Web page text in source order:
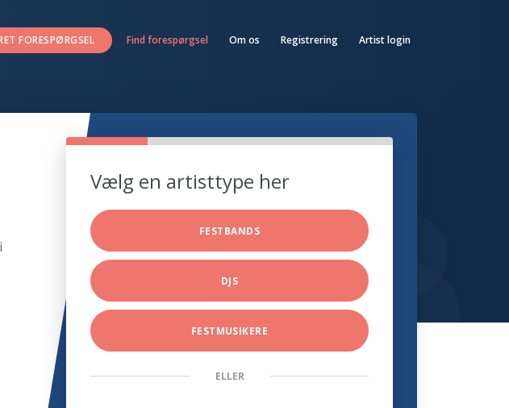
FORESPØRGSEL Find forespørgsel Om os Registrering Artist login
Vælg en artisttype her
FESTBANDS
DJS
FESTMUSIKERE
ELLER